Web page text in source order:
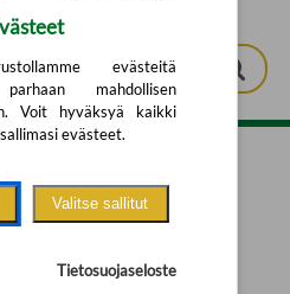
haku
evästeitä
mahdollisen
Voit hyväksyä kaikki
evästeet.
Valitse sallitut
Tietosuojaseloste